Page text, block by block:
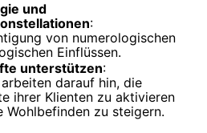
und
:
von numerologischen
Einflüssen.
unterstützen:
darauf hin, die
ihrer Klienten zu aktivieren
Wohlbefinden zu steigern.